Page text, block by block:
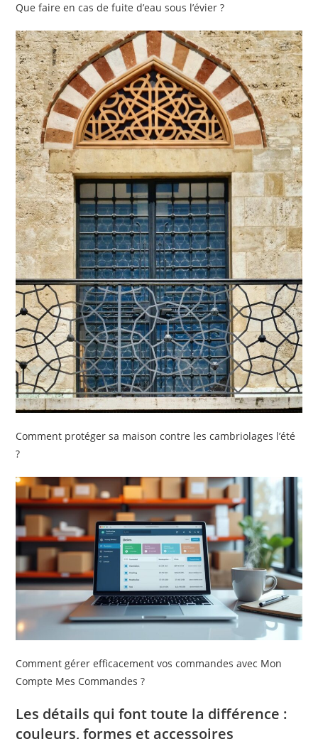
Que faire en cas de fuite d’eau sous l’évier ?
Comment protéger sa maison contre les cambriolages l’été
?
Comment gérer efficacement vos commandes avec Mon
Compte Mes Commandes ?
Les détails qui font toute la différence :
couleurs, formes et accessoires